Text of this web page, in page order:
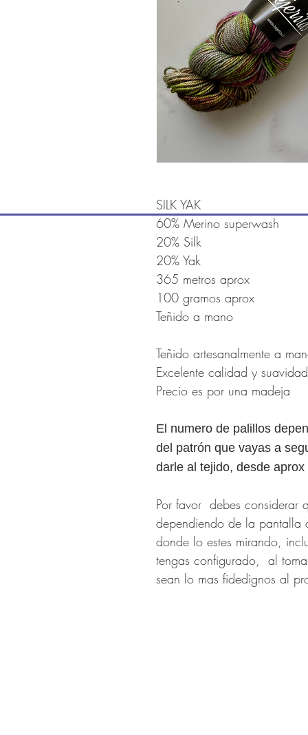
SILK YAK
60% Merino superwash
20% Silk
20% Yak
365 metros aprox
100 gramos aprox
Teñido a mano
Teñido artesanalmente a
Excelente calidad y
Precio es por una madeja
El numero de palillos
del patrón que vayas a
darle al tejido, desde
Por favor debes considerar
dependiendo de la
donde lo estes mirando,
tengas configurado, al
sean lo mas fidedignos al